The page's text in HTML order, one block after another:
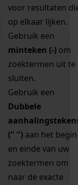
voor resultaten
op elkaar lijken.
Gebruik een
minteken (-) om
zoektermen uit te
sluiten.
Gebruik een
Dubbele
(" ") aan het begin
en einde van uw
zoektermen om
naar de exacte